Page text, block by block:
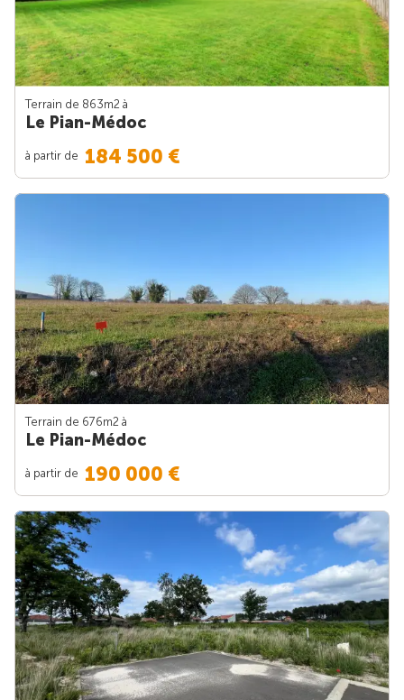
Terrain de 863m2 à
Le Pian-Médoc
à partir de 184 500 €
Terrain de 676m2 à
Le Pian-Médoc
à partir de 190 000 €